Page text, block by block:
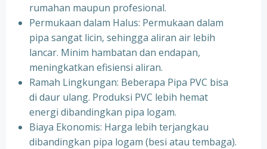
rumahan maupun profesional.
Permukaan dalam Halus: Permukaan dalam
pipa sangat licin, sehingga aliran air lebih
lancar. Minim hambatan dan endapan,
meningkatkan efisiensi aliran.
Ramah Lingkungan: Beberapa Pipa PVC bisa
di daur ulang. Produksi PVC lebih hemat
energi dibandingkan pipa logam.
Biaya Ekonomis: Harga lebih terjangkau
dibandingkan pipa logam (besi atau tembaga).